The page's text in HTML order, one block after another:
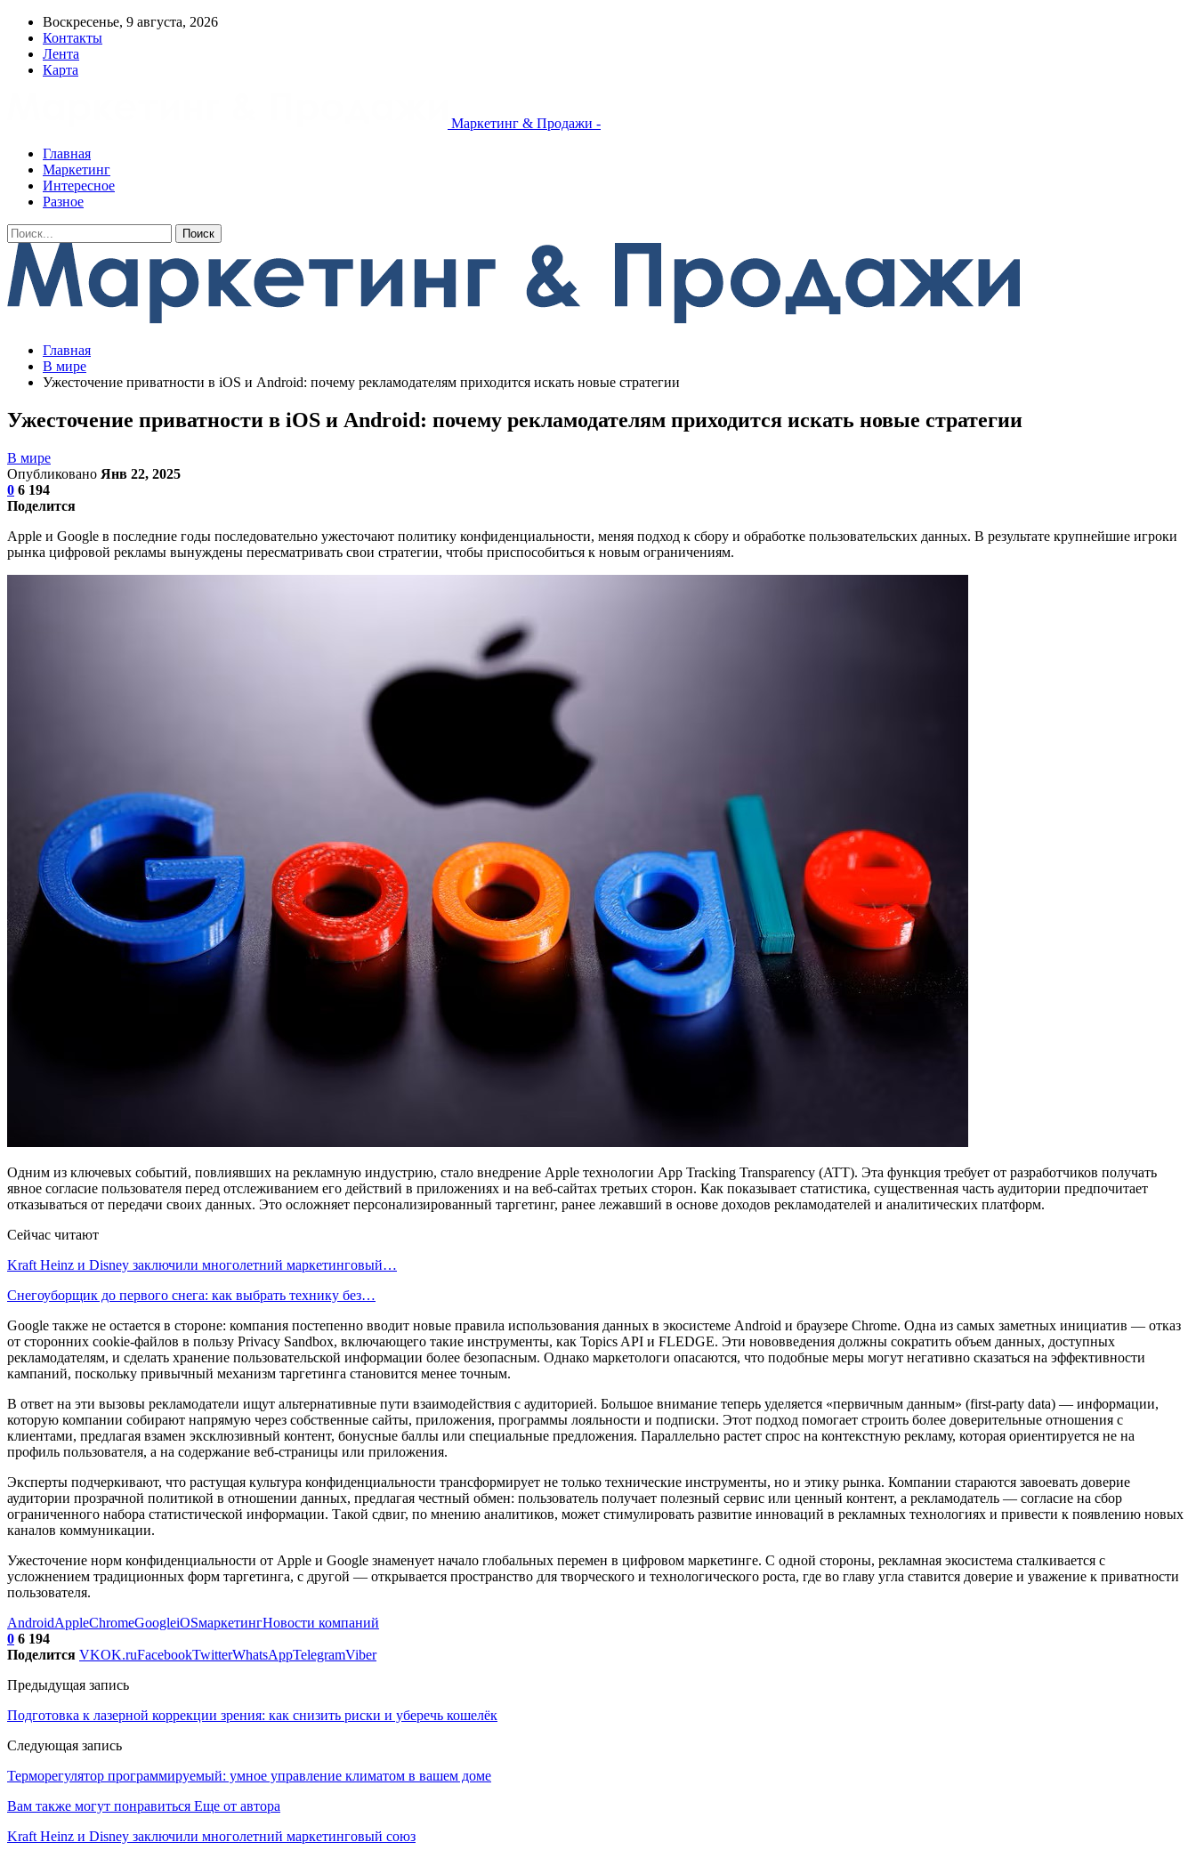
Воскресенье, 9 августа, 2026
Контакты
Лента
Карта
Маркетинг & Продажи -
Главная
Маркетинг
Интересное
Разное
Главная
В мире
Ужесточение приватности в iOS и Android: почему рекламодателям приходится искать новые стратегии
Ужесточение приватности в iOS и Android: почему рекламодателям приходится искать новые стратегии
В мире
Опубликовано Янв 22, 2025
0 6 194
Поделится
Apple и Google в последние годы последовательно ужесточают политику конфиденциальности, меняя подход к сбору и обработке пользовательских данных. В результате крупнейшие игроки
рынка цифровой рекламы вынуждены пересматривать свои стратегии, чтобы приспособиться к новым ограничениям.
Одним из ключевых событий, повлиявших на рекламную индустрию, стало внедрение Apple технологии App Tracking Transparency (ATT). Эта функция требует от разработчиков получать
явное согласие пользователя перед отслеживанием его действий в приложениях и на веб-сайтах третьих сторон. Как показывает статистика, существенная часть аудитории предпочитает
отказываться от передачи своих данных. Это осложняет персонализированный таргетинг, ранее лежавший в основе доходов рекламодателей и аналитических платформ.
Сейчас читают
Kraft Heinz и Disney заключили многолетний маркетинговый…
Снегоуборщик до первого снега: как выбрать технику без…
Google также не остается в стороне: компания постепенно вводит новые правила использования данных в экосистеме Android и браузере Chrome. Одна из самых заметных инициатив — отказ
от сторонних cookie-файлов в пользу Privacy Sandbox, включающего такие инструменты, как Topics API и FLEDGE. Эти нововведения должны сократить объем данных, доступных
рекламодателям, и сделать хранение пользовательской информации более безопасным. Однако маркетологи опасаются, что подобные меры могут негативно сказаться на эффективности
кампаний, поскольку привычный механизм таргетинга становится менее точным.
В ответ на эти вызовы рекламодатели ищут альтернативные пути взаимодействия с аудиторией. Большое внимание теперь уделяется «первичным данным» (first-party data) — информации,
которую компании собирают напрямую через собственные сайты, приложения, программы лояльности и подписки. Этот подход помогает строить более доверительные отношения с
клиентами, предлагая взамен эксклюзивный контент, бонусные баллы или специальные предложения. Параллельно растет спрос на контекстную рекламу, которая ориентируется не на
профиль пользователя, а на содержание веб-страницы или приложения.
Эксперты подчеркивают, что растущая культура конфиденциальности трансформирует не только технические инструменты, но и этику рынка. Компании стараются завоевать доверие
аудитории прозрачной политикой в отношении данных, предлагая честный обмен: пользователь получает полезный сервис или ценный контент, а рекламодатель — согласие на сбор
ограниченного набора статистической информации. Такой сдвиг, по мнению аналитиков, может стимулировать развитие инноваций в рекламных технологиях и привести к появлению новых
каналов коммуникации.
Ужесточение норм конфиденциальности от Apple и Google знаменует начало глобальных перемен в цифровом маркетинге. С одной стороны, рекламная экосистема сталкивается с
усложнением традиционных форм таргетинга, с другой — открывается пространство для творческого и технологического роста, где во главу угла ставится доверие и уважение к приватности
пользователя.
AndroidAppleChromeGoogleiOSмаркетингНовости компаний
0 6 194
Поделится VKOK.ruFacebookTwitterWhatsAppTelegramViber
Предыдущая запись
Подготовка к лазерной коррекции зрения: как снизить риски и уберечь кошелёк
Следующая запись
Терморегулятор программируемый: умное управление климатом в вашем доме
Вам также могут понравиться Еще от автора
Kraft Heinz и Disney заключили многолетний маркетинговый союз